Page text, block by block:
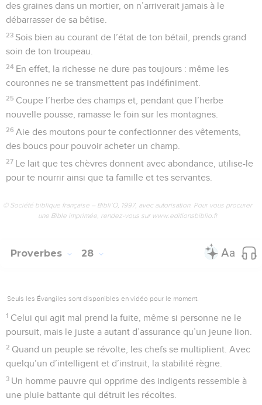
des graines dans un mortier, on n’arriverait jamais à le
débarrasser de sa bêtise.
23 Sois bien au courant de l’état de ton bétail, prends grand
soin de ton troupeau.
24 En effet, la richesse ne dure pas toujours : même les
couronnes ne se transmettent pas indéfiniment.
25 Coupe l’herbe des champs et, pendant que l’herbe
nouvelle pousse, ramasse le foin sur les montagnes.
26 Aie des moutons pour te confectionner des vêtements,
des boucs pour pouvoir acheter un champ.
27 Le lait que tes chèvres donnent avec abondance, utilise-le
pour te nourrir ainsi que ta famille et tes servantes.
© Société biblique française – Bibli’O, 1997, avec autorisation. Pour vous procurer
une Bible imprimée, rendez-vous sur www.editionsbiblio.fr
Proverbes 28
Seuls les Évangiles sont disponibles en vidéo pour le moment.
1 Celui qui agit mal prend la fuite, même si personne ne le
poursuit, mais le juste a autant d’assurance qu’un jeune lion.
2 Quand un peuple se révolte, les chefs se multiplient. Avec
quelqu’un d’intelligent et d’instruit, la stabilité règne.
3 Un homme pauvre qui opprime des indigents ressemble à
une pluie battante qui détruit les récoltes.